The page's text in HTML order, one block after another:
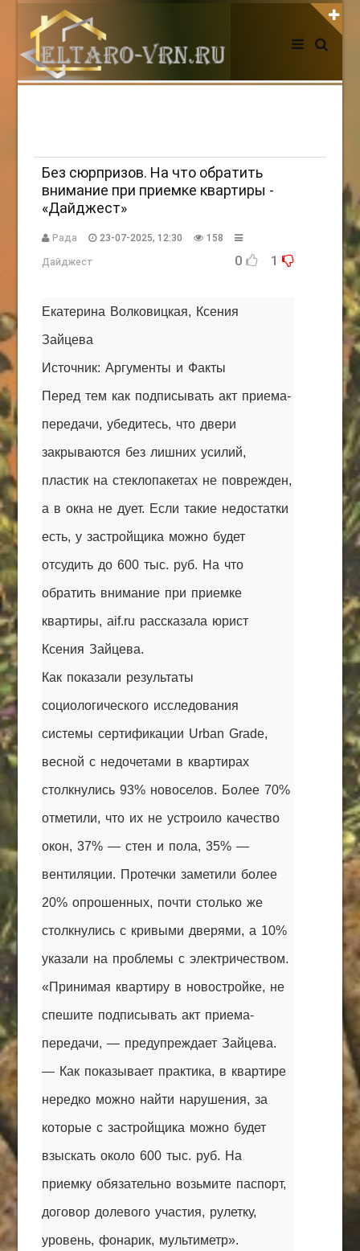
АВТОРИЗАЦИЯ НА САЙТЕ
Регистрация
НОВОСТИ СЕГОДНЯ
Edgarpo26@gmail.com
axin.ed@yandex.ru
yrikf40@gmail.com
Eltaro-Vrn.ru
@Edgarpo36
Без сюрпризов. На что обратить
внимание при приемке квартиры -
«Дайджест»
Рада 23-07-2025, 12:30 158
Дайджест 0 1
Екатерина Волковицкая, Ксения
Зайцева
Источник: Аргументы и Факты
Перед тем как подписывать акт приема-
передачи, убедитесь, что двери
закрываются без лишних усилий,
пластик на стеклопакетах не поврежден,
а в окна не дует. Если такие недостатки
есть, у застройщика можно будет
отсудить до 600 тыс. руб. На что
обратить внимание при приемке
квартиры, aif.ru рассказала юрист
Ксения Зайцева.
Как показали результаты
социологического исследования
системы сертификации Urban Grade,
весной с недочетами в квартирах
столкнулись 93% новоселов. Более 70%
отметили, что их не устроило качество
окон, 37% — стен и пола, 35% —
вентиляции. Протечки заметили более
20% опрошенных, почти столько же
столкнулись с кривыми дверями, а 10%
указали на проблемы с электричеством.
«Принимая квартиру в новостройке, не
спешите подписывать акт приема-
передачи, — предупреждает Зайцева.
— Как показывает практика, в квартире
нередко можно найти нарушения, за
которые с застройщика можно будет
взыскать около 600 тыс. руб. На
приемку обязательно возьмите паспорт,
договор долевого участия, рулетку,
уровень, фонарик, мультиметр».